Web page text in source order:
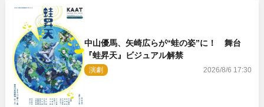
中山優馬、矢崎広らが“蛙の姿”に！ 舞台
『蛙昇天』ビジュアル解禁
演劇 2026/8/6 17:30